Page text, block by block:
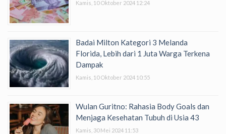
Kamis, 10 Oktober 2024 12:24
Badai Milton Kategori 3 Melanda
Florida, Lebih dari 1 Juta Warga Terkena
Dampak
Kamis, 10 Oktober 2024 10:55
Wulan Guritno: Rahasia Body Goals dan
Menjaga Kesehatan Tubuh di Usia 43
Kamis, 30 Mei 2024 11:53